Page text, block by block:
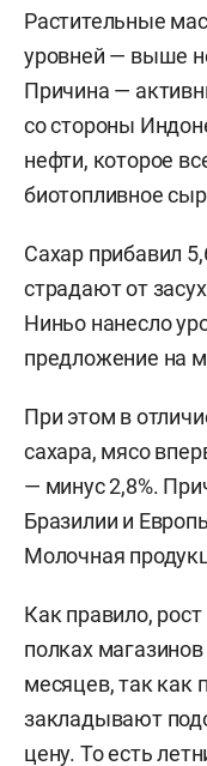
Растительные
уровней — выше
Причина —
со стороны
нефти, которое
биотопливное
Сахар прибавил
страдают от
Ниньо нанесло
предложение на
При этом в
сахара, мясо
— минус 2,8%.
Бразилии и
Молочная
Как правило,
полках
месяцев, так как
закладывают
цену. То есть